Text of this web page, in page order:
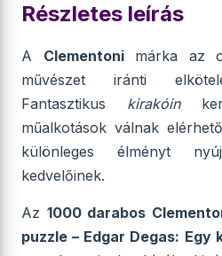
Részletes leírás
A Clementonimárka az
művészet iránti
Fantasztikus kirakóin
műalkotások válnak
különleges élményt
kedvelőinek.
Az 1000 darabos
puzzle – Edgar Degas: Egy